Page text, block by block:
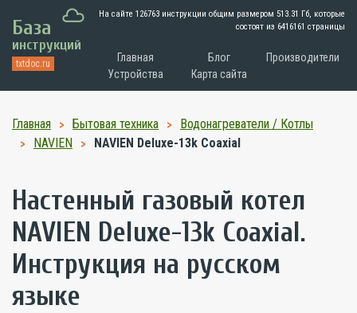
База
инструкций
txtdoc.ru
На сайте 126763 инструкции общим размером 513.31 Гб, которые
состоят из 6416161 страницы
Главная Блог
Производители
Устройства
Карта сайта
Главная Бытовая техника
Водонагреватели / Котлы
NAVIEN
NAVIEN Deluxe-13k Coaxial
Настенный газовый котел
NAVIEN Deluxe-13k Coaxial.
Инструкция на русском
языке